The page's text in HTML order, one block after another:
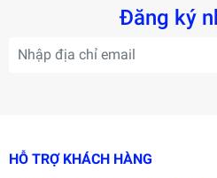
Đăng ký
HỖ TRỢ KHÁCH HÀNG